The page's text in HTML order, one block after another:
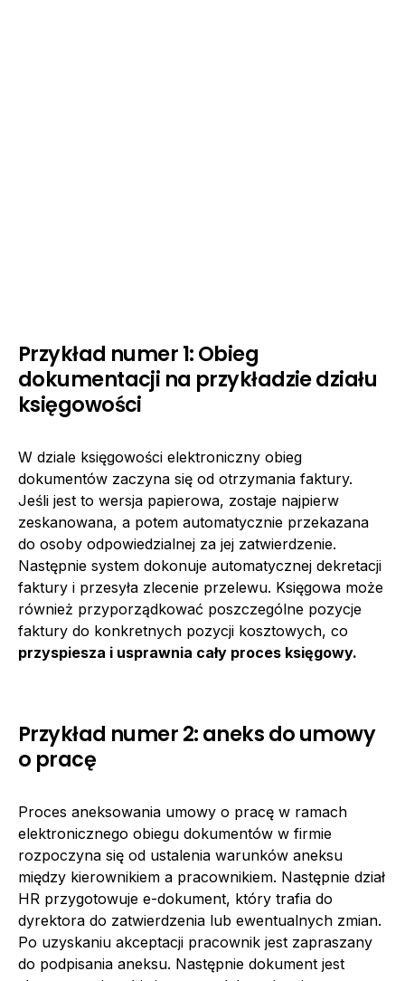
Przykład numer 1: Obieg
dokumentacji na przykładzie działu
księgowości
W dziale księgowości elektroniczny obieg
dokumentów zaczyna się od otrzymania faktury.
Jeśli jest to wersja papierowa, zostaje najpierw
zeskanowana, a potem automatycznie przekazana
do osoby odpowiedzialnej za jej zatwierdzenie.
Następnie system dokonuje automatycznej dekretacji
faktury i przesyła zlecenie przelewu. Księgowa może
również przyporządkować poszczególne pozycje
faktury do konkretnych pozycji kosztowych, co
przyspiesza i usprawnia cały proces księgowy.
Przykład numer 2: aneks do umowy
o pracę
Proces aneksowania umowy o pracę w ramach
elektronicznego obiegu dokumentów w firmie
rozpoczyna się od ustalenia warunków aneksu
między kierownikiem a pracownikiem. Następnie dział
HR przygotowuje e-dokument, który trafia do
dyrektora do zatwierdzenia lub ewentualnych zmian.
Po uzyskaniu akceptacji pracownik jest zapraszany
do podpisania aneksu. Następnie dokument jest